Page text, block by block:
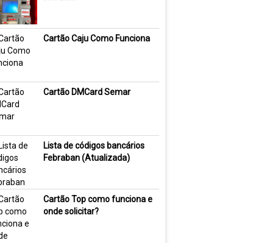
Cartão Caju Como Funciona
Cartão DMCard Semar
Lista de códigos bancários
Febraban (Atualizada)
Cartão Top como funciona e
onde solicitar?